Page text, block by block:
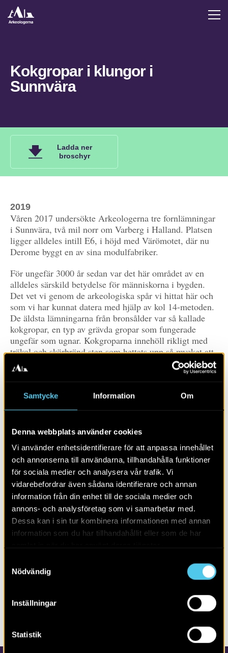
Samtycke Information Om
Denna webbplats använder cookies
Vi använder enhetsidentifierare för att anpassa innehållet
och annonserna till användarna, tillhandahålla funktioner
för sociala medier och analysera vår trafik. Vi
vidarebefordrar även sådana identifierare och annan
information från din enhet till de sociala medier och
annons- och analysföretag som vi samarbetar med.
Dessa kan i sin tur kombinera informationen med annan
information som du har tillhandahållit eller som de har
Nödvändig
Inställningar
Statistik
Kokgropar i klungor i
Sunnvära
Ladda ner
broschyr
2019
Våren 2017 undersökte Arkeologerna tre fornlämningar
i Sunnvära, två mil norr om Varberg i Halland. Platsen
ligger alldeles intill E6, i höjd med Värömotet, där nu
Derome byggt en av sina modulfabriker.
För ungefär 3000 år sedan var det här området av en
alldeles särskild betydelse för människorna i bygden.
Det vet vi genom de arkeologiska spår vi hittat här och
som vi har kunnat datera med hjälp av kol 14-metoden.
De äldsta lämningarna från bronsålder var så kallade
kokgropar, en typ av grävda gropar som fungerade
ungefär som ugnar. Kokgroparna innehöll rikligt med
träkol och skörbränd sten som hettats upp så mycket att
den spruckit sönder. Liknande anläggningar hittas ofta
på förhistoriska boplatser och har då främst använts i
samband med matlagning.
Det speciella med undersökningen i Sunnvära var
koncentrationer på var sida om en mindre sänka som
under bronsåldern var våtmark. Att kokgroparna var så
många och att de inte låg där människorna bodde tolkar
vi som att platsen under senare delen av bronsåldern var
en samlingsplats, kanske för rituella ceremonier.
LÄS MER OM:
PUBLIKATION POPULÄRVETENSKAP
DELA SIDAN